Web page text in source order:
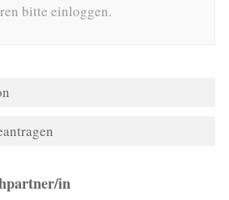
bitte einloggen.
in